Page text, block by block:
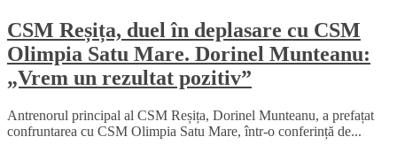
CSM Reșița, duel în deplasare cu CSM
Olimpia Satu Mare. Dorinel Munteanu:
„Vrem un rezultat pozitiv”
Antrenorul principal al CSM Reșița, Dorinel Munteanu, a prefațat
confruntarea cu CSM Olimpia Satu Mare, într-o conferință de...